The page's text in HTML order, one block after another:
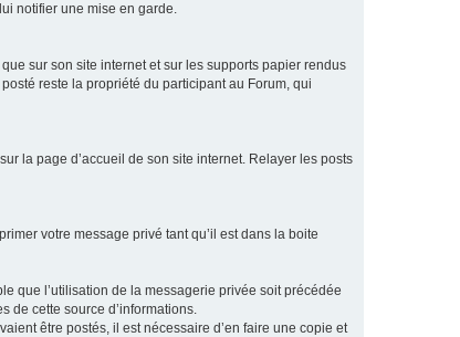
notifier une mise en garde.
sur son site internet et sur les supports papier rendus
reste la propriété du participant au Forum, qui
la page d’accueil de son site internet. Relayer les posts
votre message privé tant qu’il est dans la boite
que l’utilisation de la messagerie privée soit précédée
de cette source d’informations.
être postés, il est nécessaire d’en faire une copie et